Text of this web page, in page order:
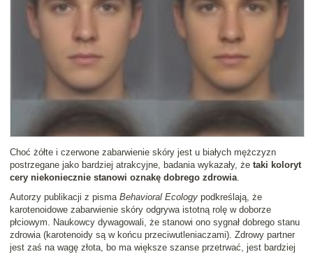
Choć żółte i czerwone zabarwienie skóry jest u białych mężczyzn
postrzegane jako bardziej atrakcyjne, badania wykazały, że taki koloryt
cery niekoniecznie stanowi oznakę dobrego zdrowia.
Autorzy publikacji z pisma Behavioral Ecology podkreślają, że
karotenoidowe zabarwienie skóry odgrywa istotną rolę w doborze
płciowym. Naukowcy dywagowali, że stanowi ono sygnał dobrego stanu
zdrowia (karotenoidy są w końcu przeciwutleniaczami). Zdrowy partner
jest zaś na wagę złota, bo ma większe szanse przetrwać, jest bardziej